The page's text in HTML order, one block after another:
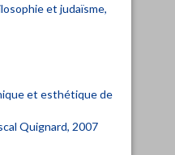
et judaïsme,
et esthétique de
Quignard, 2007